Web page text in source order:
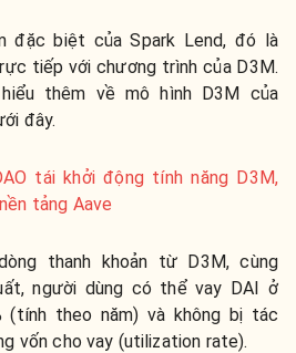
đặc biệt của Spark Lend, đó là
tiếp với chương trình của D3M.
thêm về mô hình D3M của
đây.
tái khởi động tính năng D3M,
tảng Aave
thanh khoản từ D3M, cùng
người dùng có thể vay DAI ở
(tính theo năm) và không bị tác
vốn cho vay (utilization rate).